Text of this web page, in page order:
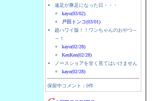
遠足が豚足になった日・・・
kayo(03/02)
戸田トンコ(03/01)
超ハワイ版！！ワンちゃんのおやつ～
～！
kayo(02/28)
KenKen(02/28)
ノースショアを甘く見てはいけません
kayo(02/28)
保留中コメント：0件